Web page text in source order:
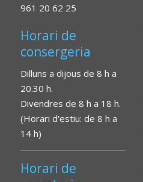
961 20 62 25
Horari de
consergeria
Dilluns a dijous de 8 h a
20.30 h.
Divendres de 8 h a 18 h.
(Horari d'estiu: de 8 h a
14 h)
Horari de